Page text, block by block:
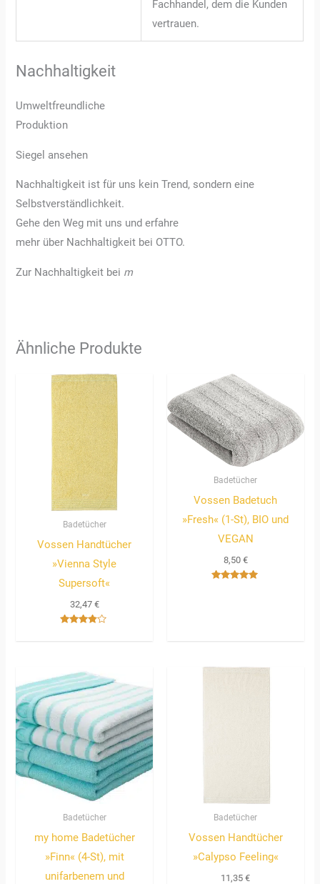
Fachhandel, dem die Kunden
vertrauen.
Nachhaltigkeit
Umweltfreundliche
Produktion
Siegel ansehen
Nachhaltigkeit ist für uns kein Trend, sondern eine
Selbstverständlichkeit.
Gehe den Weg mit uns und erfahre
mehr über Nachhaltigkeit bei OTTO.
Zur Nachhaltigkeit bei m
Ähnliche Produkte
Badetücher
Vossen Handtücher
»Vienna Style
Supersoft«
32,47 €
Badetücher
Vossen Badetuch
»Fresh« (1-St), BIO und
VEGAN
8,50 €
Badetücher
my home Badetücher
»Finn« (4-St), mit
unifarbenem und
Badetücher
Vossen Handtücher
»Calypso Feeling«
11,35€